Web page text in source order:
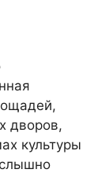
дворов,
культуры